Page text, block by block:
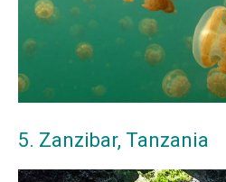
5. Zanzibar, Tanzania